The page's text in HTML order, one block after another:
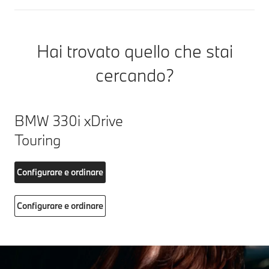
Hai trovato quello che stai
cercando?
BMW 330i xDrive
Touring
Configurare e ordinare
Configurare e ordinare